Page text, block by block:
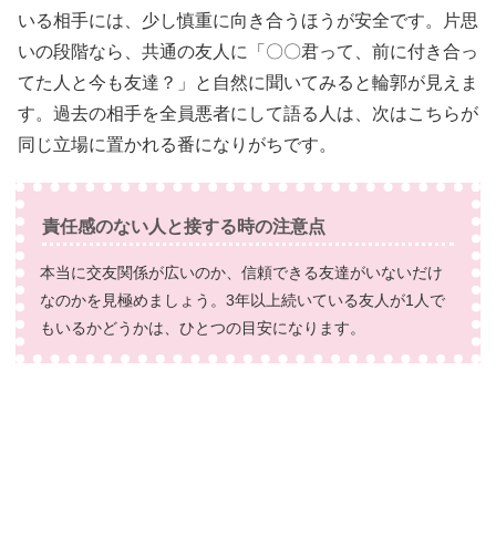
いる相手には、少し慎重に向き合うほうが安全です。片思
いの段階なら、共通の友人に「〇〇君って、前に付き合っ
てた人と今も友達？」と自然に聞いてみると輪郭が見えま
す。過去の相手を全員悪者にして語る人は、次はこちらが
同じ立場に置かれる番になりがちです。
責任感のない人と接する時の注意点
本当に交友関係が広いのか、信頼できる友達がいないだけ
なのかを見極めましょう。3年以上続いている友人が1人で
もいるかどうかは、ひとつの目安になります。